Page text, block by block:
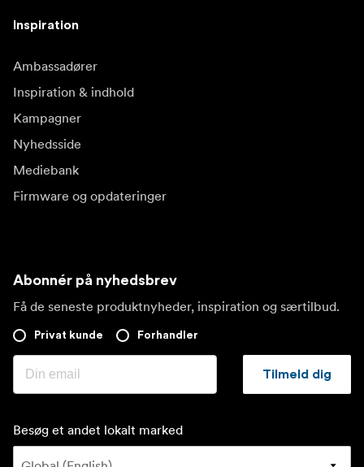
Inspiration
Ambassadører
Inspiration & indhold
Kampagner
Nyhedsside
Mediebank
Firmware og opdateringer
Abonnér på nyhedsbrev
Få de seneste produktnyheder, inspiration og særtilbud.
Privat kunde Forhandler
Tilmeld dig
Besøg et andet lokalt marked